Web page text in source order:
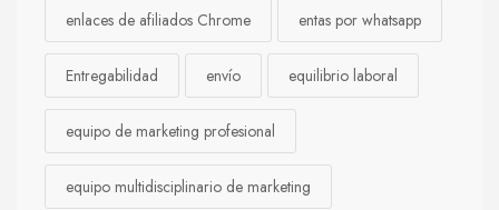
enlaces de afiliados Chrome entas por whatsapp
Entregabilidad envío equilibrio laboral
equipo de marketing profesional
equipo multidisciplinario de marketing